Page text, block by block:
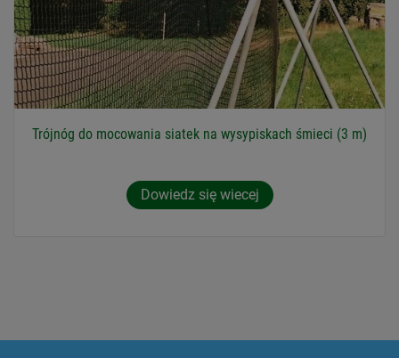
Trójnóg do mocowania siatek na wysypiskach śmieci (3 m)
Dowiedz się wiecej